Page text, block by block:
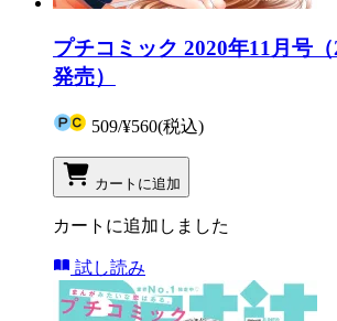
プチコミック 2020年11月号（
発売）
509/¥560(税込)
カートに追加
カートに追加しました
試し読み